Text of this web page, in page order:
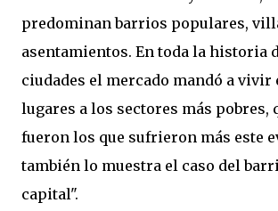
predominan barrios populares,
asentamientos. En toda la historia
ciudades el mercado mandó a vivir
lugares a los sectores más pobres,
fueron los que sufrieron más este
también lo muestra el caso del
capital".